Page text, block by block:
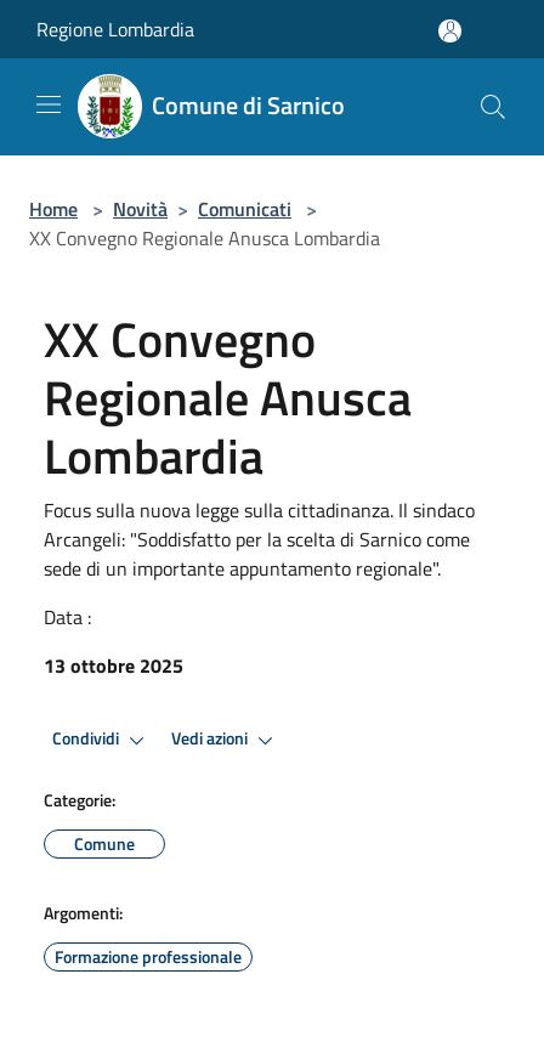
Regione Lombardia
Comune di Sarnico
Home > Novità > Comunicati >
XX Convegno Regionale Anusca Lombardia
XX Convegno
Regionale Anusca
Lombardia
Focus sulla nuova legge sulla cittadinanza. Il sindaco
Arcangeli: "Soddisfatto per la scelta di Sarnico come
sede di un importante appuntamento regionale".
Data :
13 ottobre 2025
Condividi Vedi azioni
Categorie:
Comune
Argomenti:
Formazione professionale